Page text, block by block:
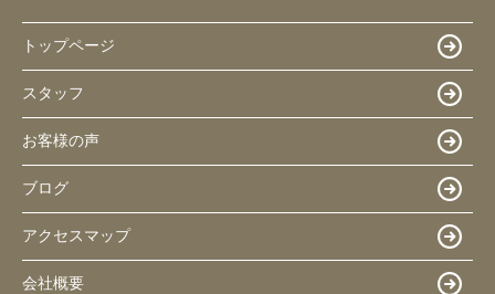
トップページ
スタッフ
お客様の声
ブログ
アクセスマップ
会社概要